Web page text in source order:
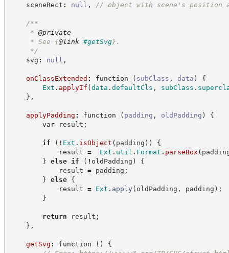
sceneRect : null , // object with scene's position
/**
* @private
* See {@link #getSvg} .
*/
svg : null ,
onClassExtended : function ( subClass , data )
{
Ext . applyIf (data . defaultCls , subClass .
} ,
applyPadding : function ( padding , oldPadding )
{
var result ;
if ( ! Ext . isObject ( padding ) )
{
result = Ext . util . Format . parseBox (
} else if ( ! oldPadding )
{
result = padding ;
} else
{
result = Ext . apply ( oldPadding , padding ) ;
}
return result ;
} ,
getSvg : function ( )
{